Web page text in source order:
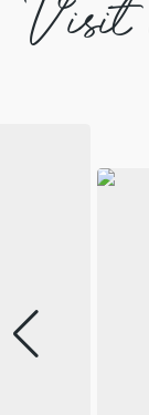
Visit